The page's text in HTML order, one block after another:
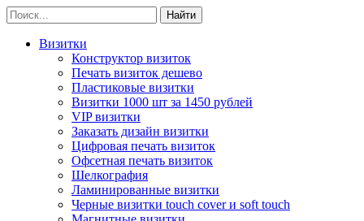
Визитки
Конструктор визиток
Печать визиток дешево
Пластиковые визитки
Визитки 1000 шт за 1450 рублей
VIP визитки
Заказать дизайн визитки
Цифровая печать визиток
Офсетная печать визиток
Шелкография
Ламинированные визитки
Черные визитки touch cover и soft touch